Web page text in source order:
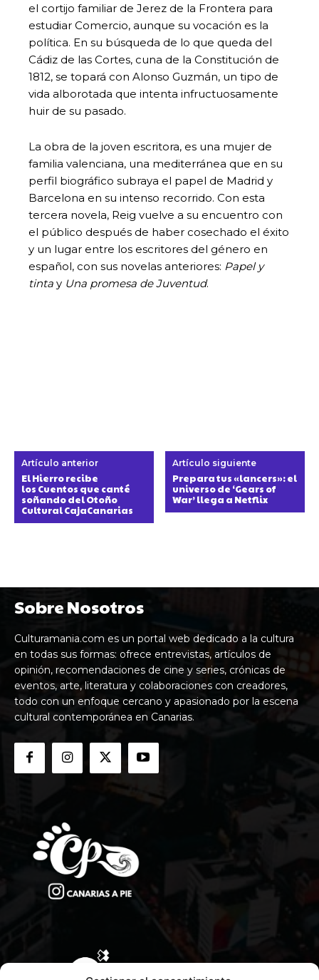
el cortijo familiar de Jerez de la Frontera para
estudiar Comercio, aunque su vocación es la
política. En su búsqueda de lo que queda del
Cádiz de las Cortes, cuna de la Constitución de
1812, se topará con Alonso Guzmán, un tipo de
vida alborotada que intenta infructuosamente
huir de su pasado.
La obra de la joven escritora, es una mujer de
familia valenciana, una mediterránea que en su
perfil biográfico subraya el papel de Madrid y
Barcelona en su intenso recorrido. Con esta
tercera novela, Reig vuelve a su encuentro con
el público después de haber cosechado el éxito
y un lugar entre los escritores del género en
español, con sus novelas anteriores: Papel y
tinta y Una promesa de Juventud.
Artículo anterior
El Hierro recibe
los Cuentos que canté
soñando del Otoño
Cultural CajaCanarias
Artículo siguiente
Prepara tus «lancers»: el
universo de ‘Gears of
War’ llega a Netflix
Sobre Nosotros
Culturamania.com es un portal web dedicado a la cultura
en todas sus formas: ofrece entrevistas, artículos de
opinión, recomendaciones de cine y series, crónicas de
eventos, arte, literatura y colaboraciones con creadores,
todo con un enfoque cercano y apasionado por la escena
cultural contemporánea en Canarias.